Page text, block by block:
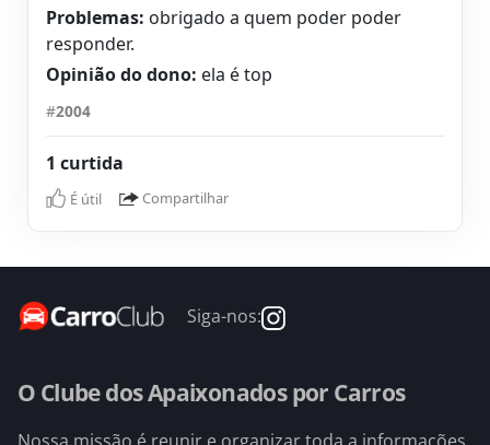
Problemas: obrigado a quem poder poder
responder.
Opinião do dono: ela é top
#2004
1 curtida
É útil Compartilhar
Siga-nos:
O Clube dos Apaixonados por Carros